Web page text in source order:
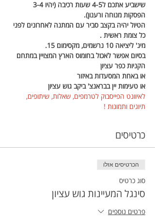
הפסקות מנוחה ורענון).
הטיול יהיה בקצב סביר עם המתנה לאחרונים לפני
כל צומת ראשית .
מינ' ליציאה 10 נרשמים, מקסימום 15.
בסיום אפשר לאכול בחומוס הארץ המצויין במתחם
הקניות כפר עציון
או באחת המסעדות באיזור
או טעימות יין בבראנצ' ביקב גוש עציון
לאיוונט הפייסבוק לטרמפים, שאלות, שיתופים,
תיוגים ותמונות !
כרטיסים
הכרטיסים אזלו
סוג כרטיס
סינגל המעיינות גוש עציון
פרטים נוספים